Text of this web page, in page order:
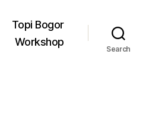
Topi Bogor
Workshop
Search